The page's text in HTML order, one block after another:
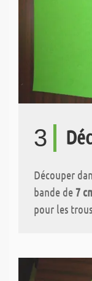
3
Découper
bande de 7
pour les